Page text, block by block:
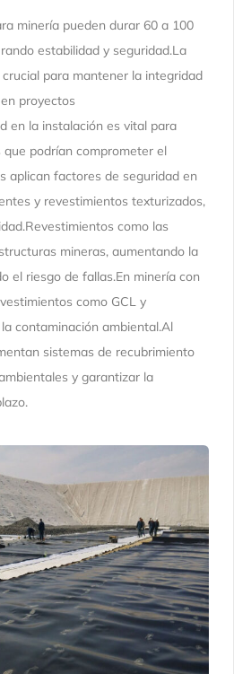
minería pueden durar 60 a 100
estabilidad y seguridad.La
para mantener la integridad
proyectos
en la instalación es vital para
podrían comprometer el
aplican factores de seguridad en
y revestimientos texturizados,
como las
mineras, aumentando la
el riesgo de fallas.En minería con
como GCL y
contaminación ambiental.Al
sistemas de recubrimiento
y garantizar la